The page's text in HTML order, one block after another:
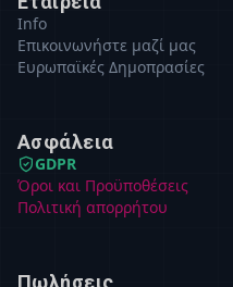
Info
Επικοινωνήστε μαζί μας
Ευρωπαϊκές Δημοπρασίες
Ασφάλεια
GDPR
Όροι και Προϋποθέσεις
Πολιτική απορρήτου
Πωλήσεις